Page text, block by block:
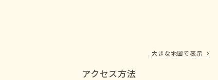
大きな地図で表示
アクセス方法